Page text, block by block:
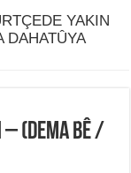
YAKIN
DAHATÛYA
– (DEMA BÊ /